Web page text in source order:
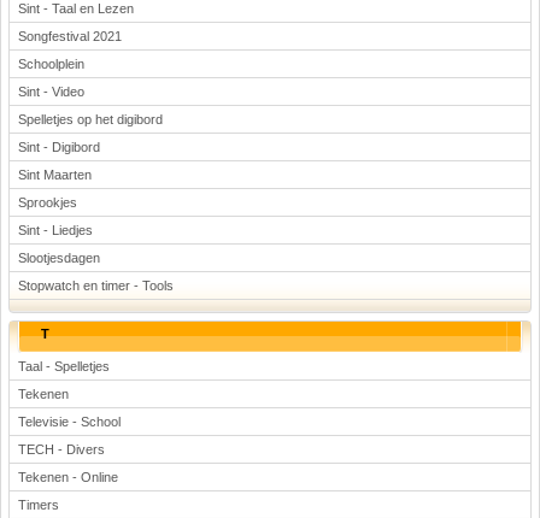
Sint - Taal en Lezen
Songfestival 2021
Schoolplein
Sint - Video
Spelletjes op het digibord
Sint - Digibord
Sint Maarten
Sprookjes
Sint - Liedjes
Slootjesdagen
Stopwatch en timer - Tools
T
Taal - Spelletjes
Tekenen
Televisie - School
TECH - Divers
Tekenen - Online
Timers